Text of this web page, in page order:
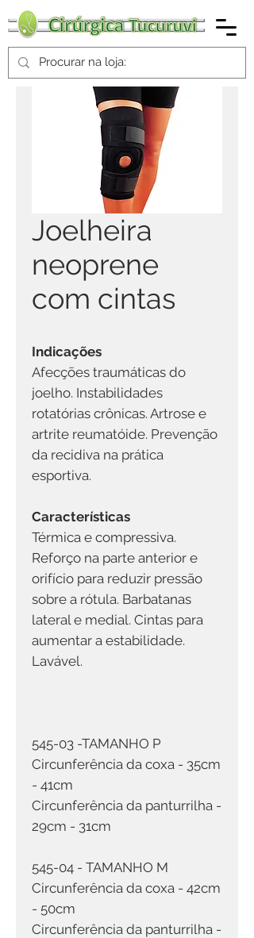
Joelheira
neoprene
com cintas
Indicações
Afecções traumáticas do
joelho. Instabilidades
rotatórias crônicas. Artrose e
artrite reumatóide. Prevenção
da recidiva na prática
esportiva.
Características
Térmica e compressiva.
Reforço na parte anterior e
orifício para reduzir pressão
sobre a rótula. Barbatanas
lateral e medial. Cintas para
aumentar a estabilidade.
Lavável.
545-03 -TAMANHO P
Circunferência da coxa - 35cm
- 41cm
Circunferência da panturrilha -
29cm - 31cm
545-04 - TAMANHO M
Circunferência da coxa - 42cm
- 50cm
Circunferência da panturrilha -